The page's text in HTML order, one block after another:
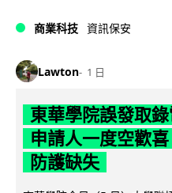
商業科技 資訊保安
Lawton 1 日
東華學院誤發取
申請人一度空歡
防護缺失